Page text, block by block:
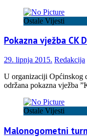
Ostale Vijesti
Pokazna vježba CK
29. lipnja 2015. Redakcija
U organizaciji Općinskog
održana pokazna vježba
Ostale Vijesti
Malonogometni